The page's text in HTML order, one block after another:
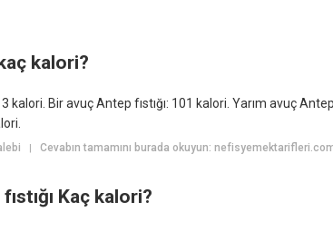
kalori?
kalori. Bir avuç Antep fıstığı: 101 kalori. Yarım avuç
Cevabın tamamını burada okuyun:
Kaç kalori?